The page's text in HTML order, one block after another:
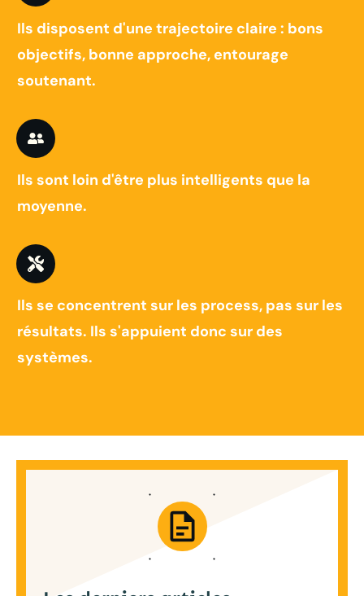
Ils disposent d'une trajectoire claire : bons
objectifs, bonne approche, entourage
soutenant.
Ils sont loin d'être plus intelligents que la
moyenne.
Ils se concentrent sur les process, pas sur les
résultats. Ils s'appuient donc sur des
systèmes.